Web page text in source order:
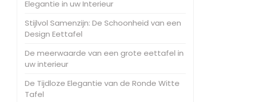
Elegantie in uw Interieur
Stijlvol Samenzijn: De Schoonheid van een
Design Eettafel
De meerwaarde van een grote eettafel in
uw interieur
De Tijdloze Elegantie van de Ronde Witte
Tafel